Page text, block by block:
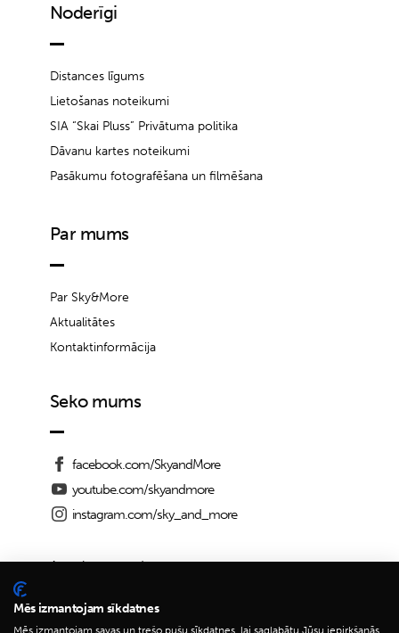
Noderīgi
Distances līgums
Lietošanas noteikumi
SIA “Skai Pluss” Privātuma politika
Dāvanu kartes noteikumi
Pasākumu fotografēšana un filmēšana
Par mums
Par Sky&More
Aktualitātes
Kontaktinformācija
Seko mums
facebook.com/SkyandMore
youtube.com/skyandmore
instagram.com/sky_and_more
Apmaksas metodes:
Mēs izmantojam sīkdatnes
Mēs izmantojam savas un trešo pušu sīkdatnes, lai saglabātu Jūsu iepirkšanās